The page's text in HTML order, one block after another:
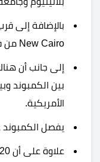
New Cairo من فرع النادي الأهلي بالتجمع الخامس.
بين الكمبوند
الأمريكية.
يفصل الكمبوند عن